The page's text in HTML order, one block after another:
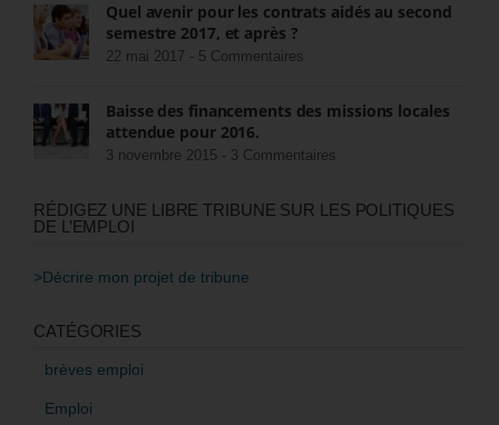
Quel avenir pour les contrats aidés au second
semestre 2017, et après ?
22 mai 2017 - 5 Commentaires
Baisse des financements des missions locales
attendue pour 2016.
3 novembre 2015 - 3 Commentaires
RÉDIGEZ UNE LIBRE TRIBUNE SUR LES POLITIQUES
DE L’EMPLOI
>Décrire mon projet de tribune
CATÉGORIES
brèves emploi
Emploi